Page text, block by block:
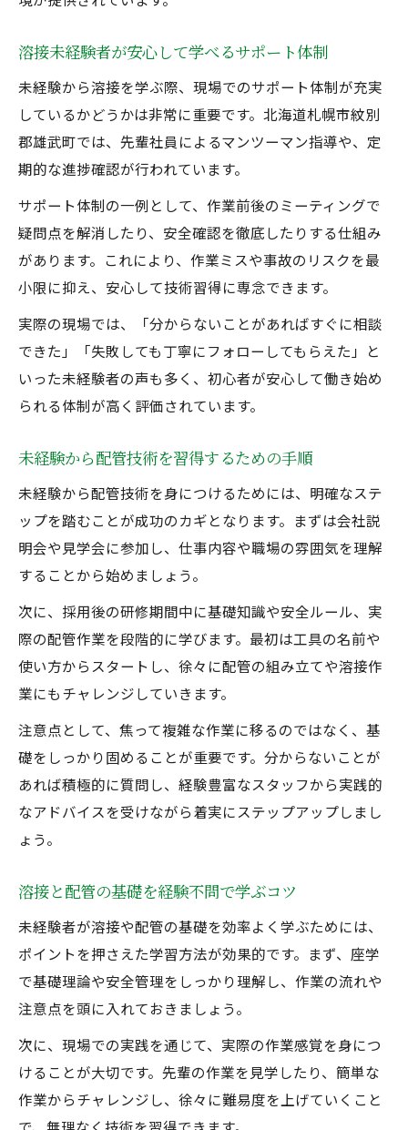
溶接未経験者が安心して学べるサポート体制
未経験から溶接を学ぶ際、現場でのサポート体制が充実
しているかどうかは非常に重要です。北海道札幌市紋別
郡雄武町では、先輩社員によるマンツーマン指導や、定
期的な進捗確認が行われています。
サポート体制の一例として、作業前後のミーティングで
疑問点を解消したり、安全確認を徹底したりする仕組み
があります。これにより、作業ミスや事故のリスクを最
小限に抑え、安心して技術習得に専念できます。
実際の現場では、「分からないことがあればすぐに相談
できた」「失敗しても丁寧にフォローしてもらえた」と
いった未経験者の声も多く、初心者が安心して働き始め
られる体制が高く評価されています。
未経験から配管技術を習得するための手順
未経験から配管技術を身につけるためには、明確なステ
ップを踏むことが成功のカギとなります。まずは会社説
明会や見学会に参加し、仕事内容や職場の雰囲気を理解
することから始めましょう。
次に、採用後の研修期間中に基礎知識や安全ルール、実
際の配管作業を段階的に学びます。最初は工具の名前や
使い方からスタートし、徐々に配管の組み立てや溶接作
業にもチャレンジしていきます。
注意点として、焦って複雑な作業に移るのではなく、基
礎をしっかり固めることが重要です。分からないことが
あれば積極的に質問し、経験豊富なスタッフから実践的
なアドバイスを受けながら着実にステップアップしまし
ょう。
溶接と配管の基礎を経験不問で学ぶコツ
未経験者が溶接や配管の基礎を効率よく学ぶためには、
ポイントを押さえた学習方法が効果的です。まず、座学
で基礎理論や安全管理をしっかり理解し、作業の流れや
注意点を頭に入れておきましょう。
次に、現場での実践を通じて、実際の作業感覚を身につ
けることが大切です。先輩の作業を見学したり、簡単な
作業からチャレンジし、徐々に難易度を上げていくこと